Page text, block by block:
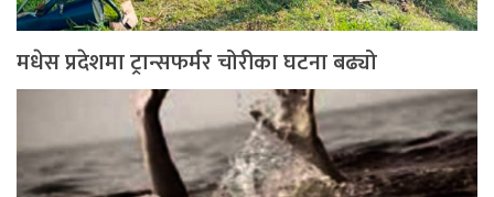
मधेस प्रदेशमा ट्रान्सफर्मर चोरीका घटना बढ्यो